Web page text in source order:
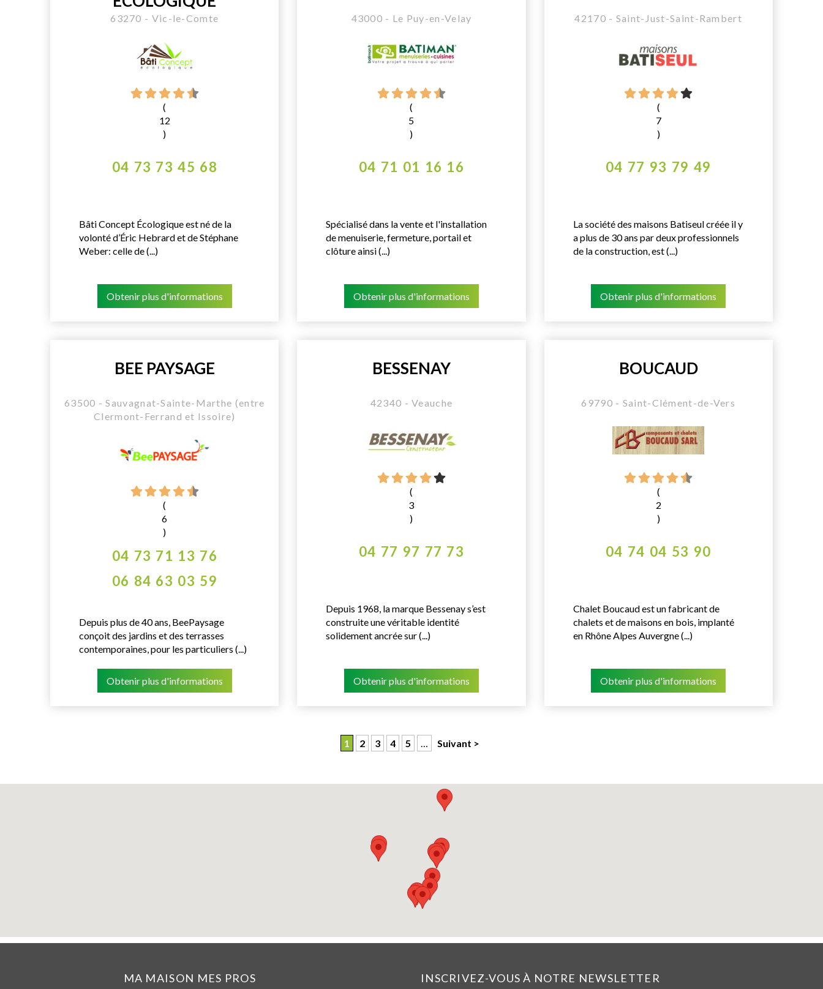
63270 - Vic-le-Comte
(
12
)
04 73 73 45 68
Bâti Concept Écologique est né de la
volonté d’Éric Hebrard et de Stéphane
Weber: celle de (...)
Obtenir plus d'informations
43000 - Le Puy-en-Velay
(
5
)
04 71 01 16 16
Spécialisé dans la vente et l'installation
de menuiserie, fermeture, portail et
clôture ainsi (...)
Obtenir plus d'informations
42170 - Saint-Just-Saint-Rambert
(
7
)
04 77 93 79 49
La société des maisons Batiseul créée il y
a plus de 30 ans par deux professionnels
de la construction, est (...)
Obtenir plus d'informations
BEE PAYSAGE
63500 - Sauvagnat-Sainte-Marthe (entre
Clermont-Ferrand et Issoire)
(
6
)
04 73 71 13 76
06 84 63 03 59
Depuis plus de 40 ans, BeePaysage
conçoit des jardins et des terrasses
contemporaines, pour les particuliers (...)
Obtenir plus d'informations
BESSENAY
42340 - Veauche
(
3
)
04 77 97 77 73
Depuis 1968, la marque Bessenay s’est
construite une véritable identité
solidement ancrée sur (...)
Obtenir plus d'informations
BOUCAUD
69790 - Saint-Clément-de-Vers
(
2
)
04 74 04 53 90
Chalet Boucaud est un fabricant de
chalets et de maisons en bois, implanté
en Rhône Alpes Auvergne (...)
Obtenir plus d'informations
1 2 3 4 5 … Suivant >
MA MAISON MES PROS INSCRIVEZ-VOUS À NOTRE NEWSLETTER